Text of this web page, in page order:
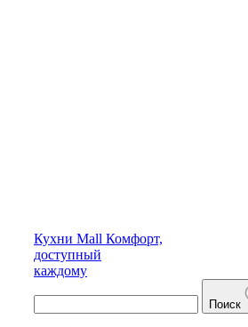
Кухни Mall Комфорт,
доступный
каждому
Поиск